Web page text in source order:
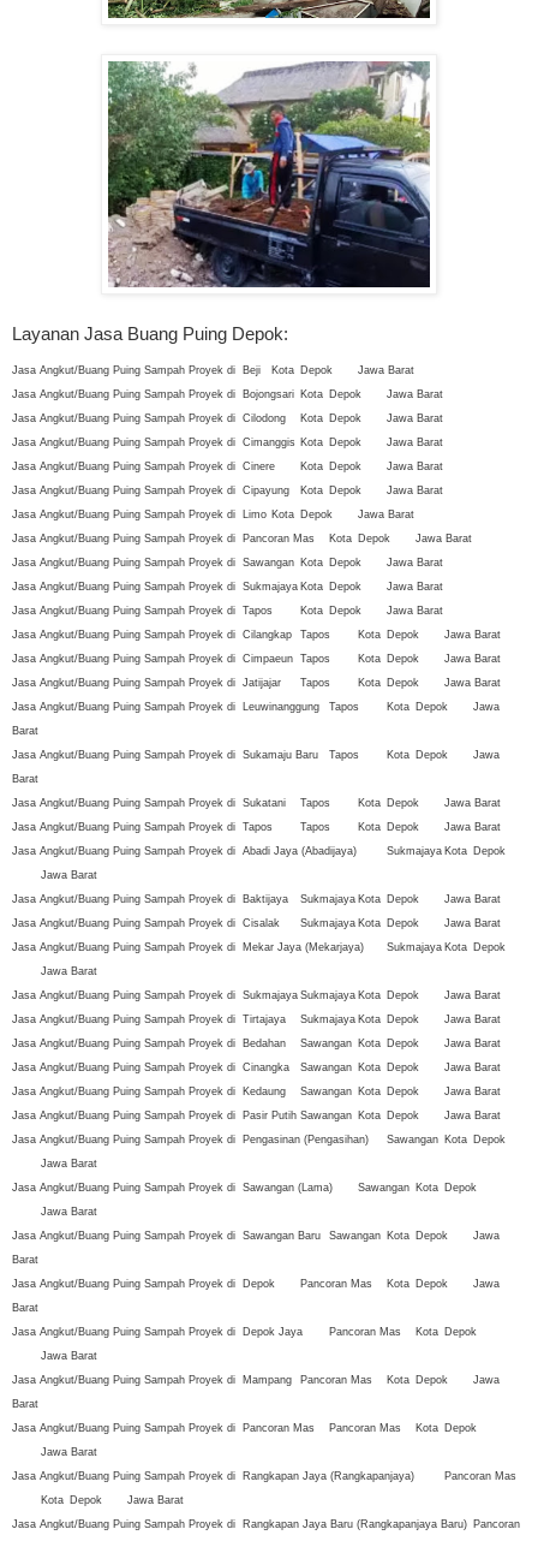
Layanan Jasa Buang Puing Depok:
Jasa Angkut/Buang Puing Sampah Proyek di Beji Kota Depok
Jawa Barat
Jasa Angkut/Buang Puing Sampah Proyek di
Bojongsari Kota Depok
Jawa Barat
Jasa Angkut/Buang Puing Sampah Proyek di Cilodong Kota Depok
Jawa Barat
Jasa Angkut/Buang Puing Sampah Proyek di Cimanggis Kota Depok
Jawa Barat
Jasa Angkut/Buang Puing Sampah Proyek di Cinere Kota Depok
Jawa Barat
Jasa Angkut/Buang Puing Sampah Proyek di Cipayung Kota Depok
Jawa Barat
Jasa Angkut/Buang Puing Sampah Proyek di
Limo Kota Depok
Jawa Barat
Jasa Angkut/Buang Puing Sampah Proyek di
Pancoran Mas Kota Depok
Jawa Barat
Jasa Angkut/Buang Puing Sampah Proyek di Sawangan Kota Depok
Jawa Barat
Jasa Angkut/Buang Puing Sampah Proyek di Sukmajaya Kota Depok
Jawa Barat
Jasa Angkut/Buang Puing Sampah Proyek di Tapos Kota Depok
Jawa Barat
Jasa Angkut/Buang Puing Sampah Proyek di Cilangkap Tapos Kota Depok
Jawa Barat
Jasa Angkut/Buang Puing Sampah Proyek di Cimpaeun Tapos Kota Depok
Jawa Barat
Jasa Angkut/Buang Puing Sampah Proyek di Jatijajar Tapos Kota Depok
Jawa Barat
Jasa Angkut/Buang Puing Sampah Proyek di
Leuwinanggung Tapos Kota Depok
Jawa
Barat
Jasa Angkut/Buang Puing Sampah Proyek di Sukamaju Baru Tapos Kota Depok
Jawa
Barat
Jasa Angkut/Buang Puing Sampah Proyek di Sukatani Tapos Kota Depok
Jawa Barat
Jasa Angkut/Buang Puing Sampah Proyek di Tapos Tapos Kota Depok
Jawa Barat
Jasa Angkut/Buang Puing Sampah Proyek di Abadi Jaya (Abadijaya) Sukmajaya Kota Depok
Jawa Barat
Jasa Angkut/Buang Puing Sampah Proyek di
Baktijaya Sukmajaya Kota Depok
Jawa Barat
Jasa Angkut/Buang Puing Sampah Proyek di Cisalak Sukmajaya Kota Depok
Jawa Barat
Jasa Angkut/Buang Puing Sampah Proyek di
Mekar Jaya (Mekarjaya) Sukmajaya Kota Depok
Jawa Barat
Jasa Angkut/Buang Puing Sampah Proyek di Sukmajaya Sukmajaya Kota Depok
Jawa Barat
Jasa Angkut/Buang Puing Sampah Proyek di Tirtajaya Sukmajaya Kota Depok
Jawa Barat
Jasa Angkut/Buang Puing Sampah Proyek di
Bedahan Sawangan Kota Depok
Jawa Barat
Jasa Angkut/Buang Puing Sampah Proyek di Cinangka Sawangan Kota Depok
Jawa Barat
Jasa Angkut/Buang Puing Sampah Proyek di
Kedaung Sawangan Kota Depok
Jawa Barat
Jasa Angkut/Buang Puing Sampah Proyek di
Pasir Putih Sawangan Kota Depok
Jawa Barat
Jasa Angkut/Buang Puing Sampah Proyek di
Pengasinan (Pengasihan) Sawangan Kota Depok
Jawa Barat
Jasa Angkut/Buang Puing Sampah Proyek di Sawangan (Lama) Sawangan Kota Depok
Jawa Barat
Jasa Angkut/Buang Puing Sampah Proyek di Sawangan Baru Sawangan Kota Depok
Jawa
Barat
Jasa Angkut/Buang Puing Sampah Proyek di
Depok Pancoran Mas Kota Depok
Jawa
Barat
Jasa Angkut/Buang Puing Sampah Proyek di
Depok Jaya Pancoran Mas Kota Depok
Jawa Barat
Jasa Angkut/Buang Puing Sampah Proyek di
Mampang Pancoran Mas Kota Depok
Jawa
Barat
Jasa Angkut/Buang Puing Sampah Proyek di
Pancoran Mas Pancoran Mas Kota Depok
Jawa Barat
Jasa Angkut/Buang Puing Sampah Proyek di
Rangkapan Jaya (Rangkapanjaya)
Pancoran Mas
Kota Depok
Jawa Barat
Jasa Angkut/Buang Puing Sampah Proyek di
Rangkapan Jaya Baru (Rangkapanjaya Baru) Pancoran